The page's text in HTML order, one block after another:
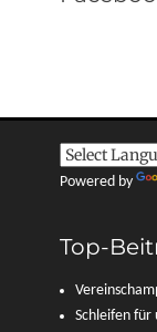
Powered by
Top-
Schleifen für